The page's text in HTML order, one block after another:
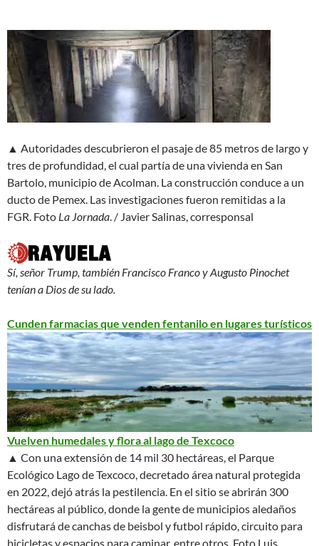
▲ Autoridades descubrieron el pasaje de 85 metros de largo y
tres de profundidad, el cual partía de una vivienda en San
Bartolo, municipio de Acolman. La construcción conduce a un
ducto de Pemex. Las investigaciones fueron remitidas a la
FGR. Foto La Jornada . / Javier Salinas, corresponsal
Sí, señor Trump, también Francisco Franco y Augusto Pinochet
tenían a Dios de su lado.
Cunden farmacias que venden fentanilo en lugares turísticos
Vuelven humedales y flora al lago de Texcoco
▲ Con una extensión de 14 mil 30 hectáreas, el Parque
Ecológico Lago de Texcoco, decretado área natural protegida
en 2022, dejó atrás la pestilencia. En el sitio se abrirán 300
hectáreas al público, donde la gente de municipios aledaños
disfrutará de canchas de beisbol y futbol rápido, circuito para
bicicletas y espacios para caminar, entre otros. Foto Luis